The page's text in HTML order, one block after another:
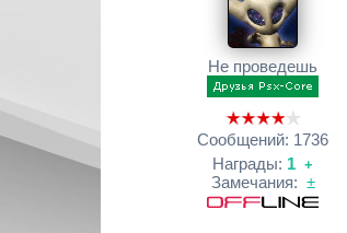
Не проведешь
Сообщений: 1736
Награды: 1 +
Замечания: ±